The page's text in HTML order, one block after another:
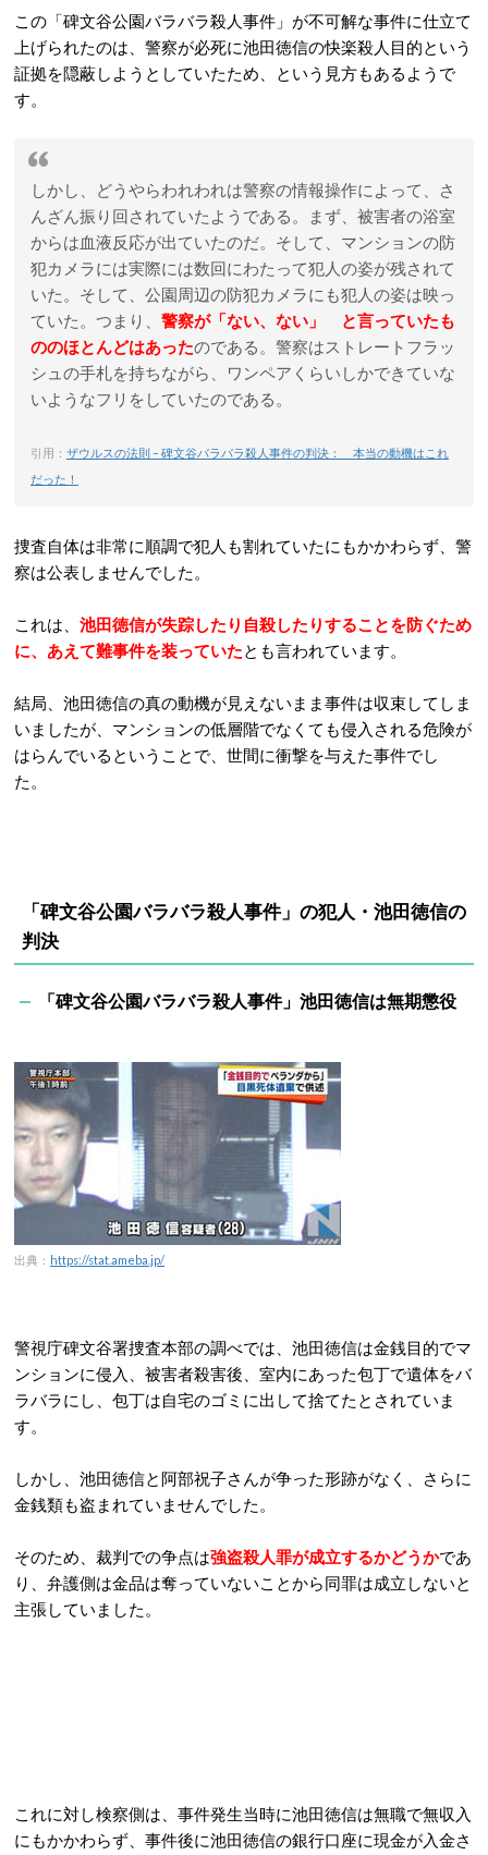
この「碑文谷公園バラバラ殺人事件」が不可解な事件に仕立て
上げられたのは、警察が必死に池田徳信の快楽殺人目的という
証拠を隠蔽しようとしていたため、という見方もあるようで
す。
しかし、どうやらわれわれは警察の情報操作によって、さ
んざん振り回されていたようである。まず、被害者の浴室
からは血液反応が出ていたのだ。そして、マンションの防
犯カメラには実際には数回にわたって犯人の姿が残されて
いた。そして、公園周辺の防犯カメラにも犯人の姿は映っ
ていた。つまり、 警察が「ない、ない」 と言っていたも
ののほとんどはあったのである。警察はストレートフラッ
シュの手札を持ちながら、ワンペアくらいしかできていな
いようなフリをしていたのである。
引用： ザウルスの法則 – 碑文谷バラバラ殺人事件の判決： 本当の動機はこれ
だった！
捜査自体は非常に順調で犯人も割れていたにもかかわらず、警
察は公表しませんでした。
これは、 池田徳信が失踪したり自殺したりすることを防ぐため
に、あえて難事件を装っていたとも言われています。
結局、池田徳信の真の動機が見えないまま事件は収束してしま
いましたが、 マンションの低層階でなくても侵入される危険が
はらんでいるということで、世間に衝撃を与えた事件でし
た。
「碑文谷公園バラバラ殺人事件」の犯人・池田徳信の
判決
「碑文谷公園バラバラ殺人事件」池田徳信は無期懲役
出典： https://stat.ameba.jp/
警視庁碑文谷署捜査本部の調べでは、 池田徳信は金銭目的でマ
ンションに侵入、被害者殺害後、室内にあった包丁で遺体をバ
ラバラにし、包丁は自宅のゴミに出して捨てたとされていま
す。
しかし、 池田徳信と阿部祝子さんが争った形跡がなく、さらに
金銭類も盗まれていませんでした。
そのため、裁判での争点は強盗殺人罪が成立するかどうかであ
り、弁護側は金品は奪っていないことから同罪は成立しないと
主張していました。
これに対し検察側は、事件発生当時に池田徳信は無職で無収入
にもかかわらず、事件後に池田徳信の銀行口座に現金が入金さ